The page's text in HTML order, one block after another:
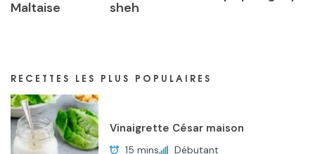
Maltaise sheh
RECETTES LES PLUS POPULAIRES
Vinaigrette César maison
15 mins Débutant